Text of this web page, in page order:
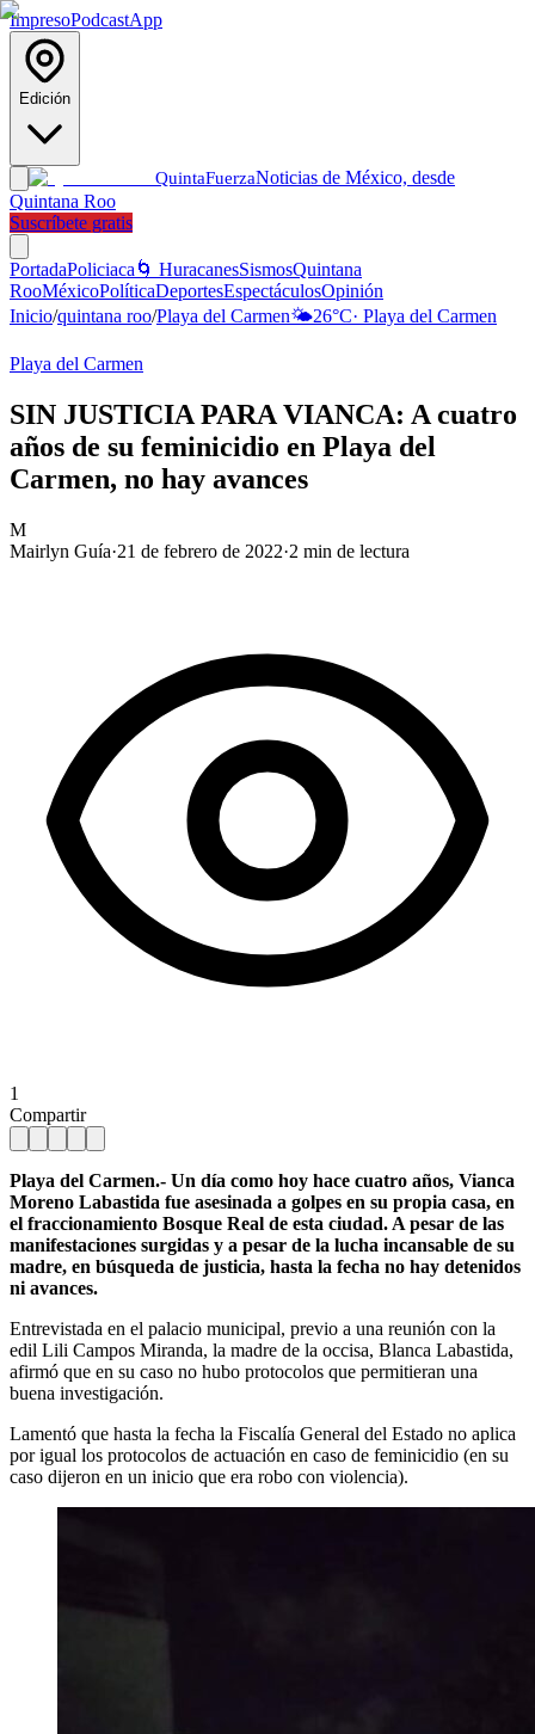
ImpresoPodcastApp
Edición
QuintaFuerzaNoticias de México, desde
Quintana Roo
Suscríbete gratis
PortadaPoliciaca 🌀 HuracanesSismosQuintana
RooMéxicoPolíticaDeportesEspectáculosOpinión
Inicio/quintana roo/Playa del Carmen🌤️26°C· Playa del Carmen
Playa del Carmen
SIN JUSTICIA PARA VIANCA: A cuatro
años de su feminicidio en Playa del
Carmen, no hay avances
M
Mairlyn Guía·21 de febrero de 2022·2 min de lectura
1
Compartir
Playa del Carmen.- Un día como hoy hace cuatro años, Vianca
Moreno Labastida fue asesinada a golpes en su propia casa, en
el fraccionamiento Bosque Real de esta ciudad. A pesar de las
manifestaciones surgidas y a pesar de la lucha incansable de su
madre, en búsqueda de justicia, hasta la fecha no hay detenidos
ni avances.
Entrevistada en el palacio municipal, previo a una reunión con la
edil Lili Campos Miranda, la madre de la occisa, Blanca Labastida,
afirmó que en su caso no hubo protocolos que permitieran una
buena investigación.
Lamentó que hasta la fecha la Fiscalía General del Estado no aplica
por igual los protocolos de actuación en caso de feminicidio (en su
caso dijeron en un inicio que era robo con violencia).